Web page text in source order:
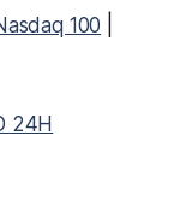
100
24H